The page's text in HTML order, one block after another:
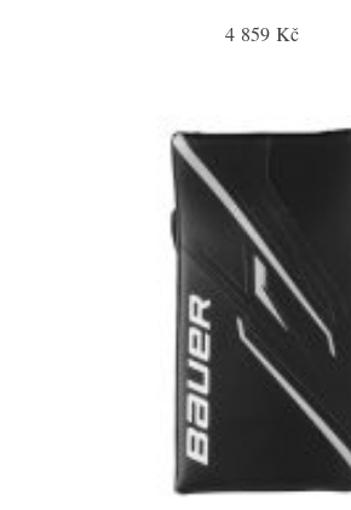
4 859 Kč